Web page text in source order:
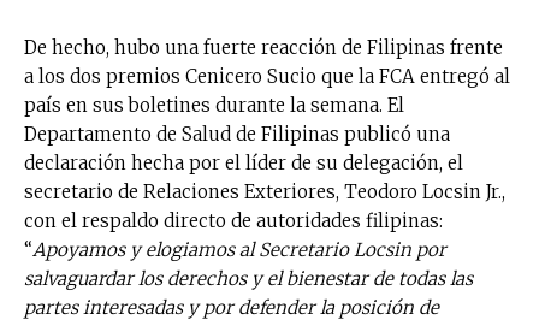
De hecho, hubo una fuerte reacción de Filipinas frente
a los dos premios Cenicero Sucio que la FCA entregó al
país en sus boletines durante la semana. El
Departamento de Salud de Filipinas publicó una
declaración hecha por el líder de su delegación, el
secretario de Relaciones Exteriores, Teodoro Locsin Jr.,
con el respaldo directo de autoridades filipinas:
“Apoyamos y elogiamos al Secretario Locsin por
salvaguardar los derechos y el bienestar de todas las
partes interesadas y por defender la posición de